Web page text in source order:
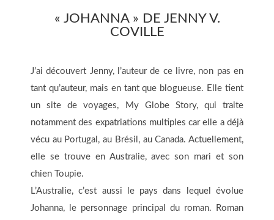
« JOHANNA » DE JENNY V.
COVILLE
J’ai découvert Jenny, l’auteur de ce livre, non pas en
tant qu’auteur, mais en tant que blogueuse. Elle tient
un site de voyages, My Globe Story, qui traite
notamment des expatriations multiples car elle a déjà
vécu au Portugal, au Brésil, au Canada. Actuellement,
elle se trouve en Australie, avec son mari et son
chien Toupie.
L’Australie, c’est aussi le pays dans lequel évolue
Johanna, le personnage principal du roman. Roman